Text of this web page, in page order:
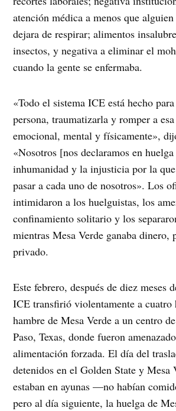
atención médica a menos que
dejara de respirar; alimentos
insectos, y negativa a eliminar el
cuando la gente se enfermaba.
«Todo el sistema ICE está hecho
persona, traumatizarla y romper a
emocional, mental y físicamente»,
«Nosotros [nos declaramos en
inhumanidad y la injusticia por la
pasar a cada uno de nosotros». Los
intimidaron a los huelguistas, los
confinamiento solitario y los
mientras Mesa Verde ganaba dinero,
privado.
Este febrero, después de diez meses
ICE transfirió violentamente a cuatro
hambre de Mesa Verde a un centro
Paso, Texas, donde fueron
alimentación forzada. El día del
detenidos en el Golden State y Mesa
estaban en ayunas —no habían
pero al día siguiente, la huelga de